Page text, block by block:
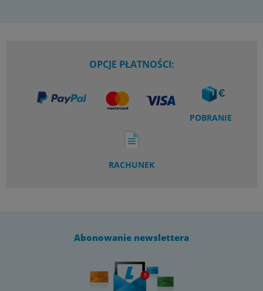
OPCJE PŁATNOŚCI:
POBRANIE
RACHUNEK
Abonowanie newslettera